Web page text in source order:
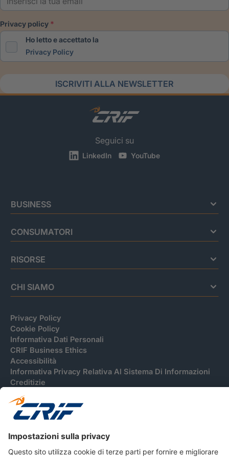
privacy policy
Ho letto e accettato la
Privacy Policy
ISCRIVITI ALLA NEWSLETTER
Seguici su
LinkedIn YouTube
BUSINESS
CONSUMATORI
RISORSE
CHI SIAMO
Privacy Policy
Cookie Policy
Informativa Dati Personali
CRIF Business Ethics
Accessibilità
Informativa Privacy Relativa Al Sistema Di Informazioni
Creditizie
sottoscritto € 51.941.235,00 di cui versato € 51.806.190,00 |